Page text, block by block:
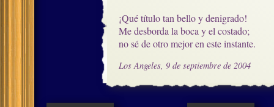
¡Qué título tan bello y denigrado!
Me desborda la boca y el costado;
no sé de otro mejor en este instante.
Los Angeles, 9 de septiembre de 2004